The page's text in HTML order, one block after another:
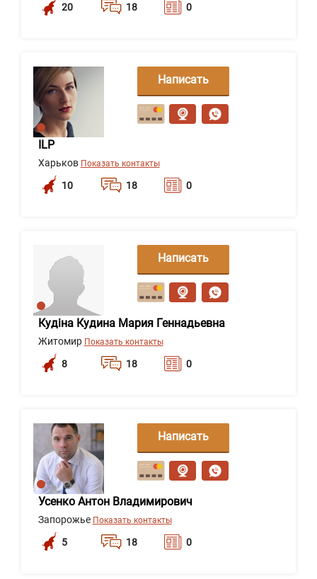
20 18 0
ILP
Харьков Показать контакты
10 18 0
Написать
сообщение
Кудіна Кудина Мария Геннадьевна
Житомир Показать контакты
8 18 0
Написать
сообщение
Усенко Антон Владимирович
Запорожье Показать контакты
5 18 0
Написать
сообщение